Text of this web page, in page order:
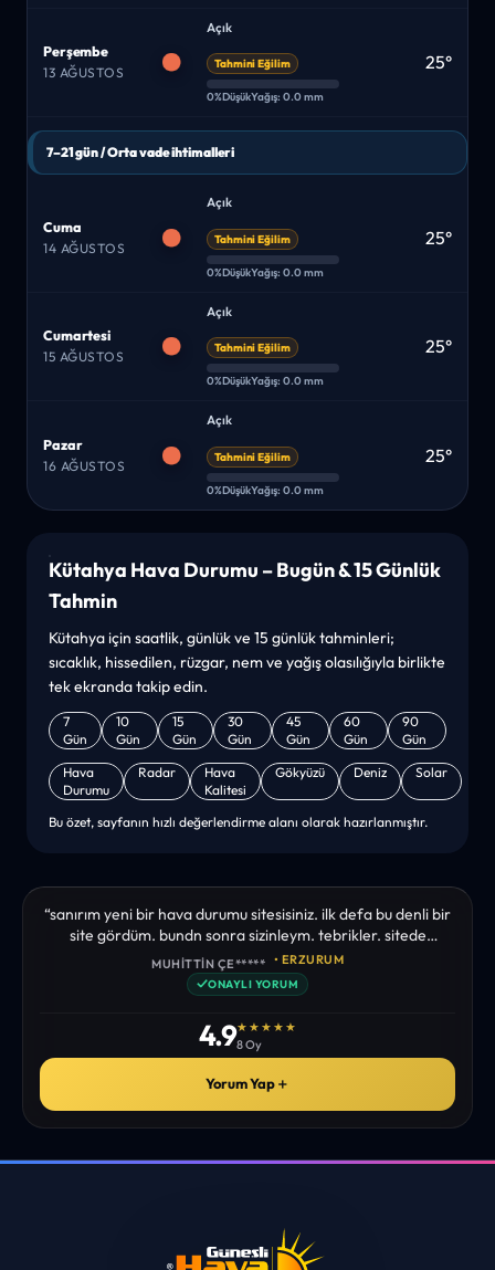
Perşembe
13 AĞUSTOS
Açık
Tahmini Eğilim
0%DüşükYağış: 0.0 mm
25°
7–21 gün / Orta vade ihtimalleri
Cuma
14 AĞUSTOS
Açık
Tahmini Eğilim
0%DüşükYağış: 0.0 mm
25°
Cumartesi
15 AĞUSTOS
Açık
Tahmini Eğilim
0%DüşükYağış: 0.0 mm
25°
Pazar
16 AĞUSTOS
Açık
Tahmini Eğilim
0%DüşükYağış: 0.0 mm
25°
Kütahya Hava Durumu – Bugün & 15 Günlük
Tahmin
Kütahya için saatlik, günlük ve 15 günlük tahminleri;
sıcaklık, hissedilen, rüzgar, nem ve yağış olasılığıyla birlikte
tek ekranda takip edin.
7
Gün
10
Gün
15
Gün
30
Gün
45
Gün
60
Gün
90
Gün
Hava
Durumu
Radar
Hava
Kalitesi
Gökyüzü Deniz Solar
Bu özet, sayfanın hızlı değerlendirme alanı olarak hazırlanmıştır.
“sanırım yeni bir hava durumu sitesisiniz. ilk defa bu denli bir
site gördüm. bundn sonra sizinleym. tebrikler. sitede
istediğim tüm bilgiyi bulabiliyorum. ekibinizin emeğine saglık”
MUHITTIN ÇE***** • ERZURUM
✓ONAYLI YORUM
4.9★★★★★
8 Oy
Yorum Yap＋